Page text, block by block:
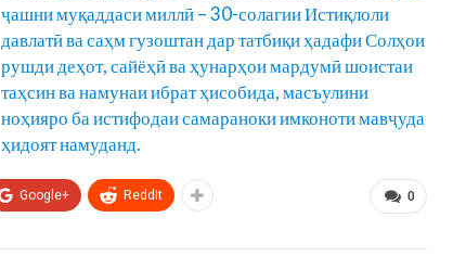
ҷашни муқаддаси миллӣ – 30-солагии Истиқлоли
давлатӣ ва саҳм гузоштан дар татбиқи ҳадафи Солҳои
рушди деҳот, сайёҳӣ ва ҳунарҳои мардумӣ шоистаи
таҳсин ва намунаи ибрат ҳисобида, масъулини
ноҳияро ба истифодаи самараноки имконоти мавҷуда
ҳидоят намуданд.
0
Google+ ReddIt